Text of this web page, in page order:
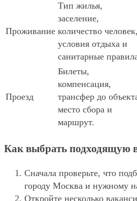
Проживание
Тип жилья,
заселение,
количество человек,
условия отдыха и
санитарные
Проезд
Билеты,
компенсация,
трансфер до
место сбора и
маршрут.
Как выбрать подходящую
Сначала проверьте, что
городу Москва и нужному
Откройте несколько